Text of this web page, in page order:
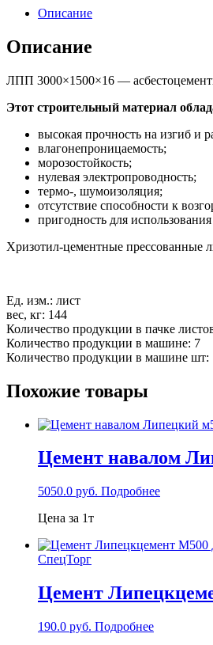
Описание
Описание
ЛПП 3000×1500×16 —
Этот строительный материал
высокая прочность на изгиб и
влагонепроницаемость;
морозостойкость;
нулевая электропроводность;
термо-, шумоизоляция;
отсутствие способности к
пригодность для
Хризотил-цементные прессованные
Ед. изм.: лист
вес, кг: 144
Количество продукции в пачке
Количество продукции в машине: 7
Количество продукции в машине шт:
Похожие товары
Цемент навалом
5050.0 руб. Подробнее
Цена за 1т
СпецТорг
Цемент
190.0 руб. Подробнее